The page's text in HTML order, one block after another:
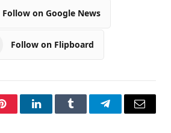
Follow on Google News
Follow on Flipboard
PinterestLinkedInTumblr TelegramEmail